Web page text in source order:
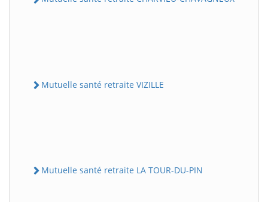
Mutuelle santé retraite VIZILLE
Mutuelle santé retraite LA TOUR-DU-PIN